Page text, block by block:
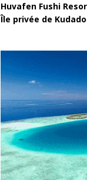
Huvafen Fushi
Île privée de